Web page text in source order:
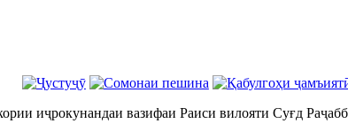
иҷрокунандаи вазифаи Раиси вилояти Суғд